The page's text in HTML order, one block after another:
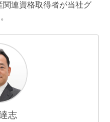
連資格取得者が当社グ
志